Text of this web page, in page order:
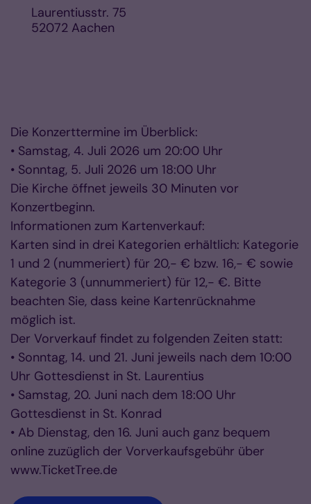
Laurentiusstr. 75
52072 Aachen
Die Konzerttermine im Überblick:
• Samstag, 4. Juli 2026 um 20:00 Uhr
• Sonntag, 5. Juli 2026 um 18:00 Uhr
Die Kirche öffnet jeweils 30 Minuten vor
Konzertbeginn.
Informationen zum Kartenverkauf:
Karten sind in drei Kategorien erhältlich: Kategorie
1 und 2 (nummeriert) für 20,- € bzw. 16,- € sowie
Kategorie 3 (unnummeriert) für 12,- €. Bitte
beachten Sie, dass keine Kartenrücknahme
möglich ist.
Der Vorverkauf findet zu folgenden Zeiten statt:
• Sonntag, 14. und 21. Juni jeweils nach dem 10:00
Uhr Gottesdienst in St. Laurentius
• Samstag, 20. Juni nach dem 18:00 Uhr
Gottesdienst in St. Konrad
• Ab Dienstag, den 16. Juni auch ganz bequem
online zuzüglich der Vorverkaufsgebühr über
www.TicketTree.de